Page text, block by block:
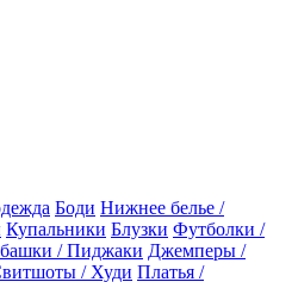
Боди Нижнее белье /
Купальники Блузки Футболки /
/ Пиджаки Джемперы /
/ Худи Платья /